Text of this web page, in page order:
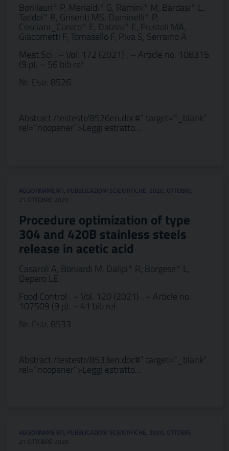
Bonilauri° P, Merialdi° G, Ramini° M, Bardasi° L,
Taddei° R, Grisenti MS, Daminelli° P,
Cosciani_Cunico° E, Dalzini° E, Frustoli MA,
Giacometti F, Tomasello F, Piva S, Serraino A
Meat Sci . – Vol. 172 (2021) . – Article no. 108315
(9 p). – 56 bib ref
Nr. Estr. 8526
Abstract /testestr/8526en.doc#” target=”_blank”
rel=”noopener”>Leggi estratto…
AGGIORNAMENTI, PUBBLICAZIONI SCIENTIFICHE, 2020, OTTOBRE
21 OTTOBRE 2020
Procedure optimization of type
304 and 420B stainless steels
release in acetic acid
Casaroli A, Boniardi M, Dalipi° R, Borgese° L,
Depero LE
Food Control . – Vol. 120 (2021) . – Article no.
107509 (9 p). – 41 bib ref
Nr. Estr. 8533
Abstract /testestr/8533en.doc#” target=”_blank”
rel=”noopener”>Leggi estratto…
AGGIORNAMENTI, PUBBLICAZIONI SCIENTIFICHE, 2020, OTTOBRE
21 OTTOBRE 2020